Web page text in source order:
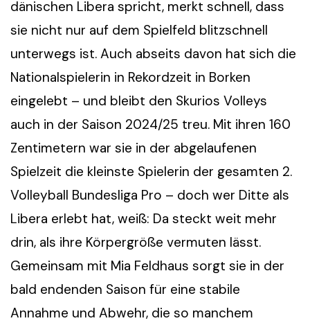
dänischen Libera spricht, merkt schnell, dass
sie nicht nur auf dem Spielfeld blitzschnell
unterwegs ist. Auch abseits davon hat sich die
Nationalspielerin in Rekordzeit in Borken
eingelebt – und bleibt den Skurios Volleys
auch in der Saison 2024/25 treu. Mit ihren 160
Zentimetern war sie in der abgelaufenen
Spielzeit die kleinste Spielerin der gesamten 2.
Volleyball Bundesliga Pro – doch wer Ditte als
Libera erlebt hat, weiß: Da steckt weit mehr
drin, als ihre Körpergröße vermuten lässt.
Gemeinsam mit Mia Feldhaus sorgt sie in der
bald endenden Saison für eine stabile
Annahme und Abwehr, die so manchem